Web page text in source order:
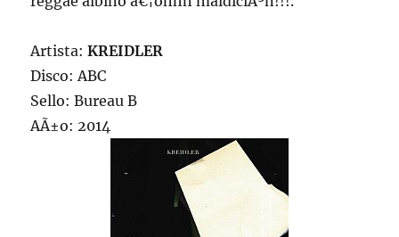
Artista:KREIDLER
Disco: ABC
Sello: Bureau B
AÃ±o: 2014